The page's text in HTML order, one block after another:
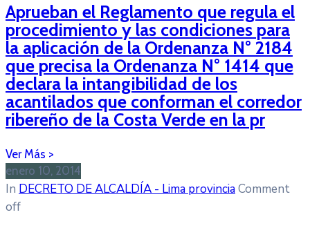
Aprueban el Reglamento que regula el
procedimiento y las condiciones para
la aplicación de la Ordenanza N° 2184
que precisa la Ordenanza N° 1414 que
declara la intangibilidad de los
acantilados que conforman el corredor
ribereño de la Costa Verde en la pr
enero 10, 2014
In DECRETO DE ALCALDÍA - Lima provinciaComment
off